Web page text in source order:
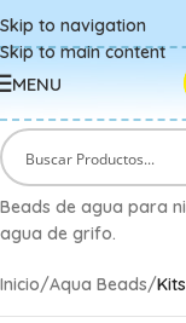
Skip to navigation
Skip to main content
MENU
Beads de agua para
agua de grifo.
Inicio/Aqua Beads/